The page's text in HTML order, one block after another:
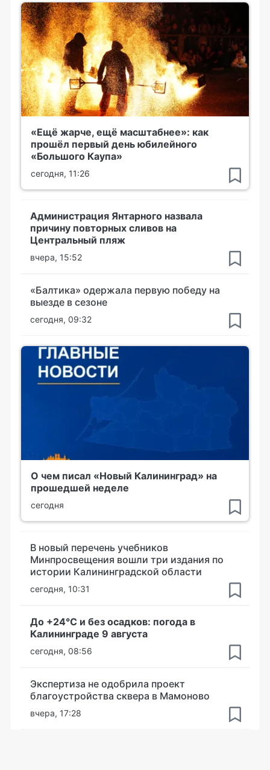
«Ещё жарче, ещё масштабнее»: как
прошёл первый день юбилейного
«Большого Каупа»
сегодня, 11:26
Администрация Янтарного назвала
причину повторных сливов на
Центральный пляж
вчера, 15:52
«Балтика» одержала первую победу на
выезде в сезоне
сегодня, 09:32
О чем писал «Новый Калининград» на
прошедшей неделе
сегодня
В новый перечень учебников
Минпросвещения вошли три издания по
истории Калининградской области
сегодня, 10:31
До +24°С и без осадков: погода в
Калининграде 9 августа
сегодня, 08:56
Экспертиза не одобрила проект
благоустройства сквера в Мамоново
вчера, 17:28